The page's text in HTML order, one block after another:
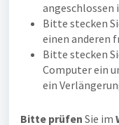
angeschlossen
Bitte stecken
einen anderen
Bitte stecken
Computer ein
ein
Bitte prüfen Sie im